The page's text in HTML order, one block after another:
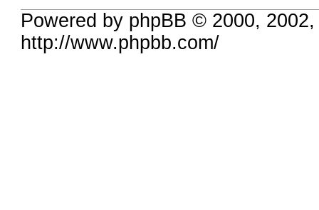
Powered by phpBB © 2000,
http://www.phpbb.com/